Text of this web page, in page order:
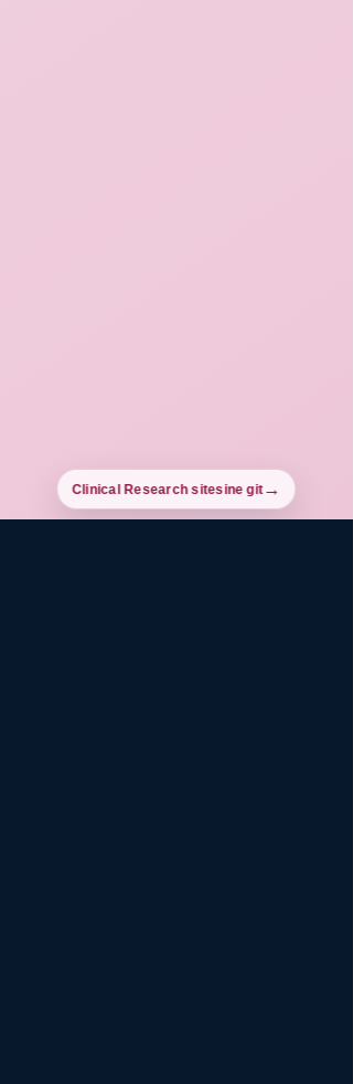
Clinical Research sitesine git